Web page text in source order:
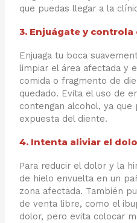
que puedas llegar a la
3. Enjuágate y controla
Enjuaga tu boca
limpiar el área afectada y
comida o fragmento de
quedado. Evita el uso de
contengan alcohol, ya
expuesta del diente.
4. Intenta aliviar el
Para reducir el dolor y la
de hielo envuelta en un
zona afectada. También
de venta libre, como el
dolor, pero evita colocar